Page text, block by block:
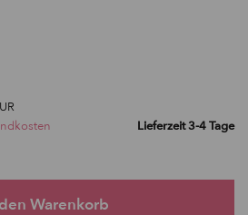
Lieferzeit 3-4 Tage